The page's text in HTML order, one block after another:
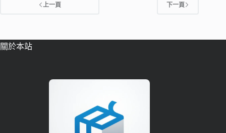
上一頁 下一頁
關於本站